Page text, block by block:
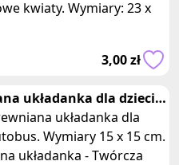
kwiaty. Wymiary: 23 x
3,00 zł
układanka dla dzieci
układanka dla
Wymiary 15 x 15 cm.
układanka - Twórcza